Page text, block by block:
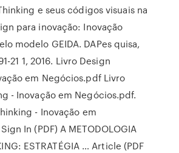
e seus códigos visuais na
para inovação: Inovação
modelo GEIDA. DAPes quisa,
21 1, 2016. Livro Design
em Negócios.pdf Livro
- Inovação em Negócios.pdf.
- Inovação em
In (PDF) A METODOLOGIA
ESTRATÉGIA … Article (PDF